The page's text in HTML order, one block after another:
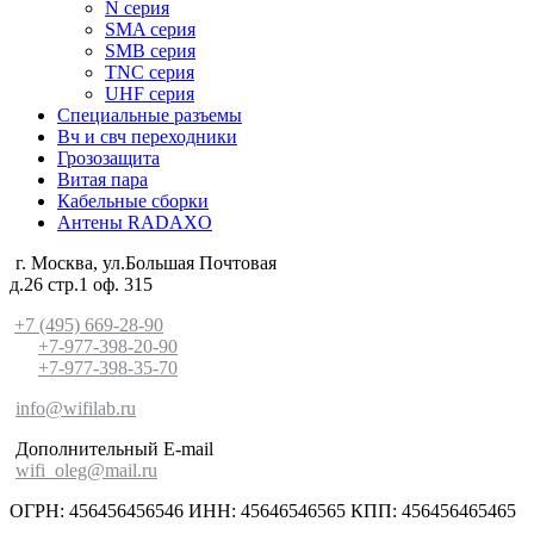
N серия
SMA серия
SMB серия
TNC серия
UHF серия
Специальные разъемы
Вч и свч переходники
Грозозащита
Витая пара
Кабельные сборки
Антены RADAXO
г. Москва, ул.Большая Почтовая
д.26 стр.1 оф. 315
+7 (495) 669-28-90
+7-977-398-20-90
+7-977-398-35-70
info@wifilab.ru
Дополнительный E-mail
wifi_oleg@mail.ru
ОГРН: 456456456546 ИНН: 45646546565 КПП: 456456465465